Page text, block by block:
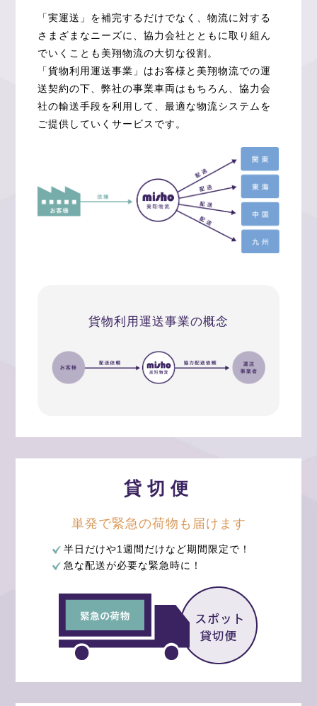
お知らせ
社員ブログ
「実運送」を補完するだけでなく、物流に対する
さまざまなニーズに、協力会社とともに取り組ん
でいくことも美翔物流の大切な役割。
「貨物利用運送事業」はお客様と美翔物流での運
送契約の下、弊社の事業車両はもちろん、協力会
社の輸送手段を利用して、最適な物流システムを
ご提供していくサービスです。
貨物利用運送事業の概念
貸切便
単発で緊急の荷物も届けます
半日だけや1週間だけなど期間限定で！
急な配送が必要な緊急時に！